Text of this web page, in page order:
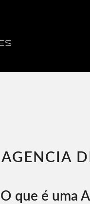
AGENCIA
O que é uma